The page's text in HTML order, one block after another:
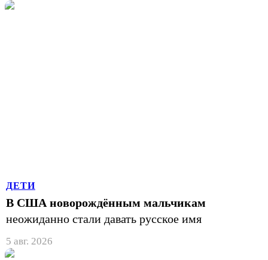
ДЕТИ
В США новорождённым мальчикам
неожиданно стали давать русское имя
5 авг. 2026